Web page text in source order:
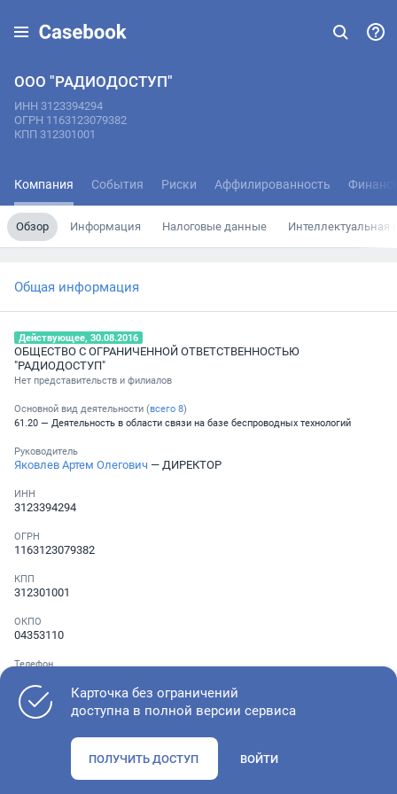
ООО "РАДИОДОСТУП"
ИНН 3123394294
ОГРН 1163123079382
КПП 312301001
Компания События Риски Аффилированность
Обзор Информация Налоговые данные Интеллектуальная
Общая информация
Действующее, 30.08.2016
ОБЩЕСТВО С ОГРАНИЧЕННОЙ ОТВЕТСТВЕННОСТЬЮ
"РАДИОДОСТУП"
Нет представительств и филиалов
Основной вид деятельности (всего 8)
61.20 — Деятельность в области связи на базе беспроводных технологий
Руководитель
Яковлев Артем Олегович — ДИРЕКТОР
ИНН
3123394294
ОГРН
1163123079382
КПП
312301001
ОКПО
04353110
Телефон
Как оценить состояние компании
Карточка без ограничений
доступна в полной версии сервиса
ПОЛУЧИТЬ ДОСТУП ВОЙТИ